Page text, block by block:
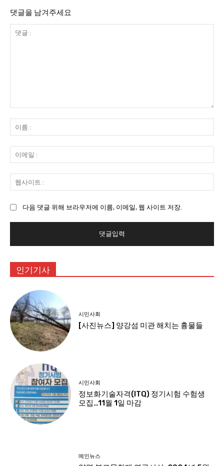
댓글을 남겨주세요
:
름
:
메
일
사
:
다음 댓글 위해 브라우저에 이름, 이메일, 웹 사이트 저장.
인기기사
시민사회
[사진뉴스] 양강섬 미관 해치는 흉물들
시민사회
정보화기술자격(ITQ) 정기시험 수험생
모집…11월 1일 마감
메인뉴스